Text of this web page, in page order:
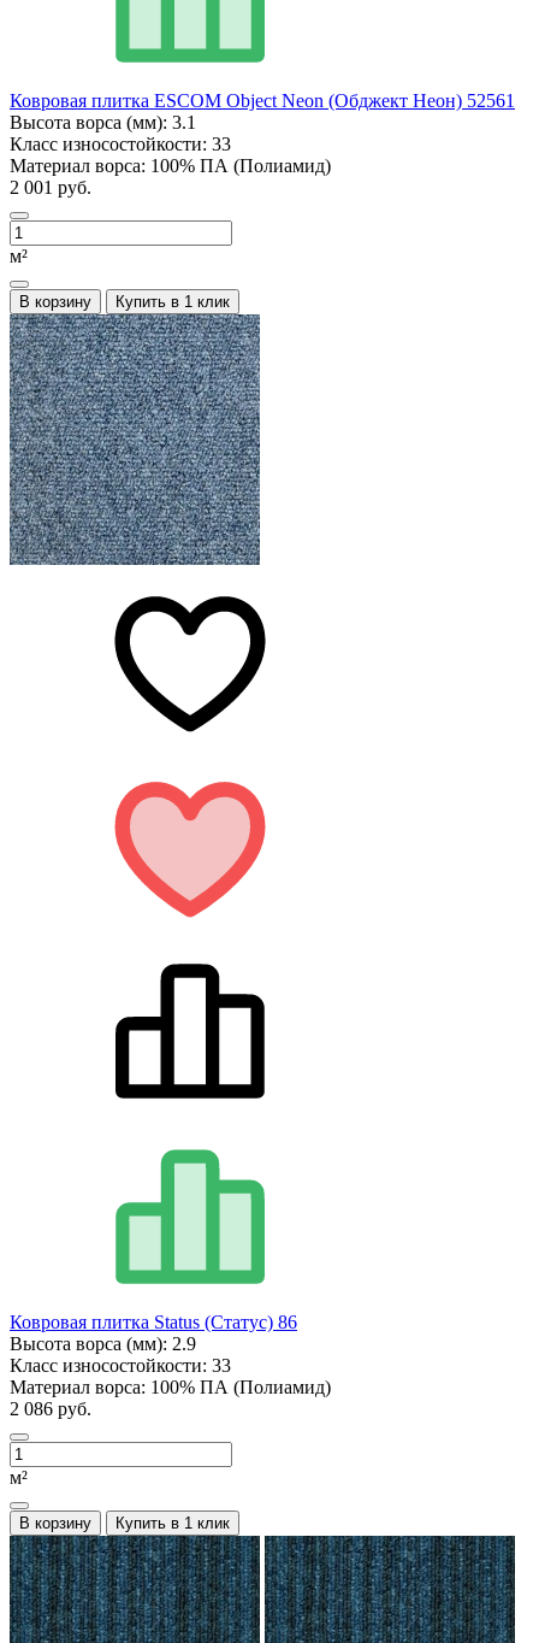
Ковровая плитка ESCOM Object Neon (Обджект Неон) 52561
Высота ворса (мм): 3.1
Класс износостойкости: 33
Материал ворса: 100% ПА (Полиамид)
2 001 руб.
м²
В корзину Купить в 1 клик
Ковровая плитка Status (Статус) 86
Высота ворса (мм): 2.9
Класс износостойкости: 33
Материал ворса: 100% ПА (Полиамид)
2 086 руб.
м²
В корзину Купить в 1 клик